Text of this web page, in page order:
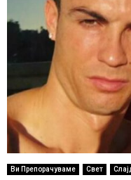
Ви Препорачуваме Свет